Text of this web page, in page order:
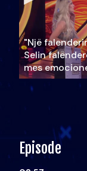
"Një
Selin
mes
Episode